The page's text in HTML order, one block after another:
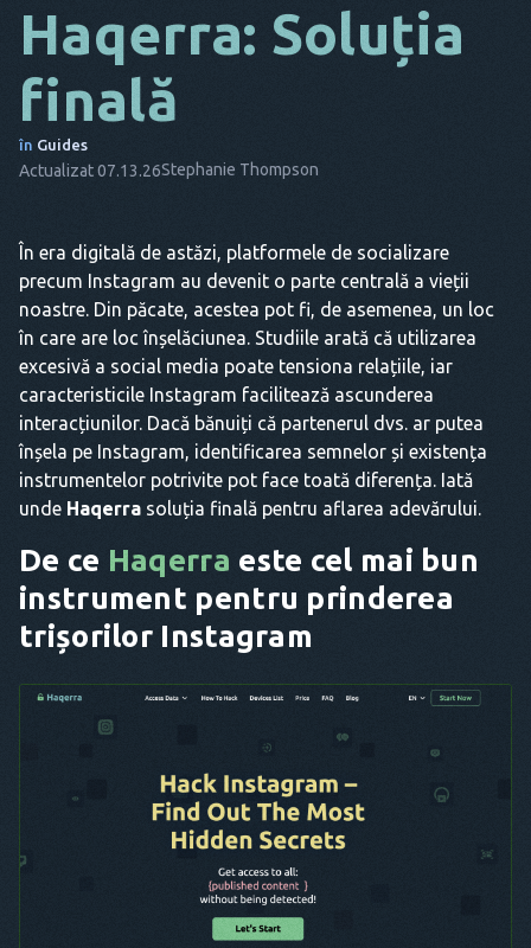
NL
Haqerra: Soluția
finală
în Guides
Actualizat 07.13.26Stephanie Thompson
În era digitală de astăzi, platformele de socializare
precum Instagram au devenit o parte centrală a vieții
noastre. Din păcate, acestea pot fi, de asemenea, un loc
în care are loc înșelăciunea. Studiile arată că utilizarea
excesivă a social media poate tensiona relațiile, iar
caracteristicile Instagram facilitează ascunderea
interacțiunilor. Dacă bănuiți că partenerul dvs. ar putea
înșela pe Instagram, identificarea semnelor și existența
instrumentelor potrivite pot face toată diferența. Iată
unde Haqerra soluția finală pentru aflarea adevărului.
De ce Haqerra este cel mai bun
instrument pentru prinderea
trișorilor Instagram